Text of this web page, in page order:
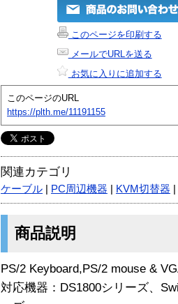
このページを印刷する
メールでURLを送る
お気に入りに追加する
このページのURL
https://plth.me/11191155
関連カテゴリ
ケーブル PC周辺機器 KVM切替器
商品説明
PS/2 Keyboard,PS/2 mouse &
対応機器：DS1800シリーズ、